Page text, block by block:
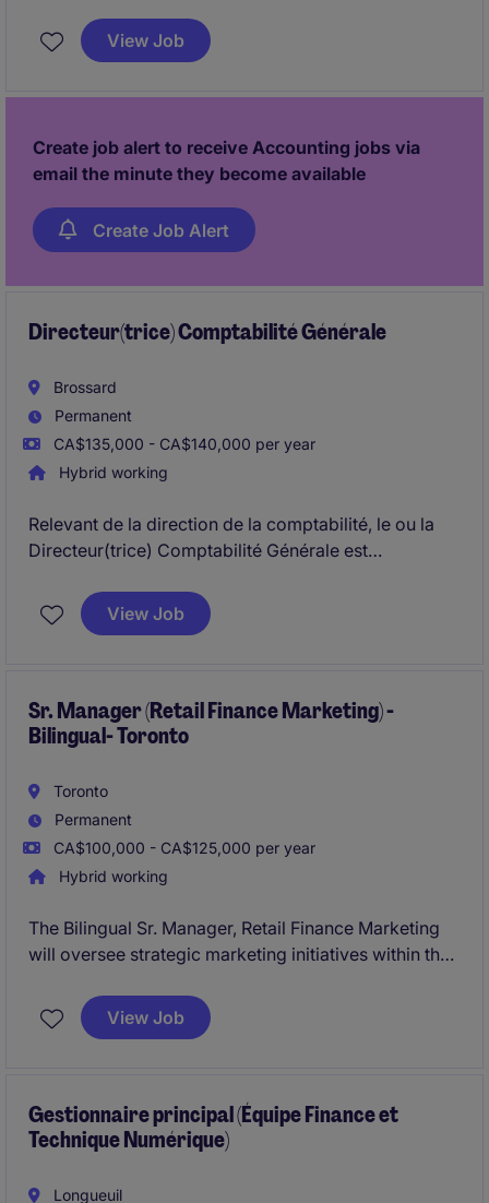
investissements, la planification financière et la
performance d'un portefeuille d'actifs diversifié. Le
View Job
Create job alert to receive Accounting jobs via
email the minute they become available
Create Job Alert
Directeur(trice) Comptabilité Générale
Brossard
Permanent
CA$135,000 - CA$140,000 per year
Hybrid working
Relevant de la direction de la comptabilité, le ou la
Directeur(trice) Comptabilité Générale est
fiabilité de l'information financière, ainsi que de la
supervision du processus de clôture comptable. Ce
soutenir la croissance de l'organisation.
View Job
Sr. Manager (Retail Finance Marketing) -
Bilingual- Toronto
Toronto
Permanent
CA$100,000 - CA$125,000 per year
Hybrid working
The Bilingual Sr. Manager, Retail Finance Marketing
will oversee strategic marketing initiatives within the
This role based in Toronto and requires expertise in
bilingual communication and marketing within a
View Job
Gestionnaire principal (Équipe Finance et
Technique Numérique)
Longueuil